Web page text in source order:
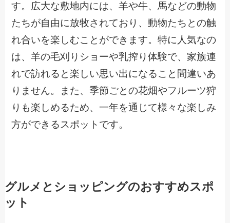
す。広大な敷地内には、羊や牛、馬などの動物
たちが自由に放牧されており、動物たちとの触
れ合いを楽しむことができます。特に人気なの
は、羊の毛刈りショーや乳搾り体験で、家族連
れで訪れると楽しい思い出になること間違いあ
りません。また、季節ごとの花畑やフルーツ狩
りも楽しめるため、一年を通じて様々な楽しみ
方ができるスポットです。
グルメとショッピングのおすすめスポ
ット